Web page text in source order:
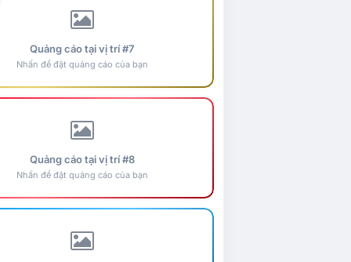
Quảng cáo tại vị trí #7
Nhấn để đặt quảng cáo của bạn
Quảng cáo tại vị trí #8
Nhấn để đặt quảng cáo của bạn